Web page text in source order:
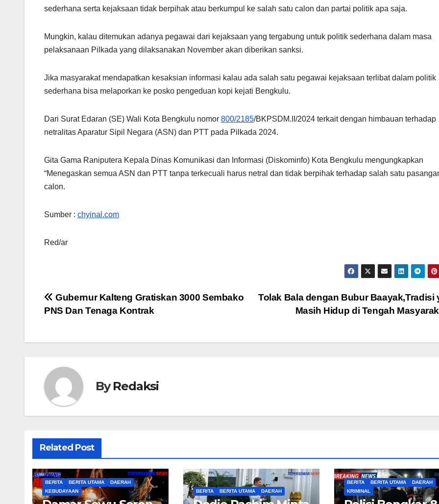
sederhana serta kejaksaan tidak berpihak atau berkumpul ke salah satu calon dan partai politik apa saja.
Mungkin, kalau ditemukan adanya pegawai dari kejaksaan yang tergabung untuk politik sederhana dalam masa
pelaksanaan Pilkada yang dilaksanakan November akan diberikan sanksi.
Jika masyarakat mendapatkan kesaksian informasi kalau ada salah satu pegawai kejaksaan terlibat dalam politik
sederhana bisa melaporkan ke posko pengeduan kopi kejati Bengkulu.
Dari Surat Edaran (SE) Wali Kota Bengkulu nomor 800/2185/BKPSDM.II/2024 terkait dengan himbauan terhadap
netralitas Aparatur Sipil Negara (ASN) dan PTT pada Pilkada 2024.
Gita Gama Raniputera Kepala Dinas Komunikasi dan Informasi (Diskominfo) Kota Bengkulu mengungkapkan
“Menegaskan semua ASN dan PTT tanpa terkecuali harus netral dan tidak berpihak terhadap salah satu
calon.
Sumber : chyinal.com
Red/ar
Navigasi
Tolak Bala dengan Bubur Baayak,Tradisi
Masih Hidup di Tengah
Gubernur Kalteng Gratiskan 3000 Sembako
PNS Dan Tenaga Kontrak
ByRedaksi
Related Post
BERITA BERITA UTAMA
DAERAH
KEBUDAYAAN
BERITA BERITA UTAMA DAERAH
BERITA BERITA UTAMA
DAERAH
KRIMINAL